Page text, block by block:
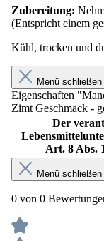
Zubereitung:
(Entspricht einem
Kühl, trocken und
Menü schließen
Eigenschaften
Zimt Geschmack -
Der
Art. 8 Abs.
Menü schließen
0 von 0